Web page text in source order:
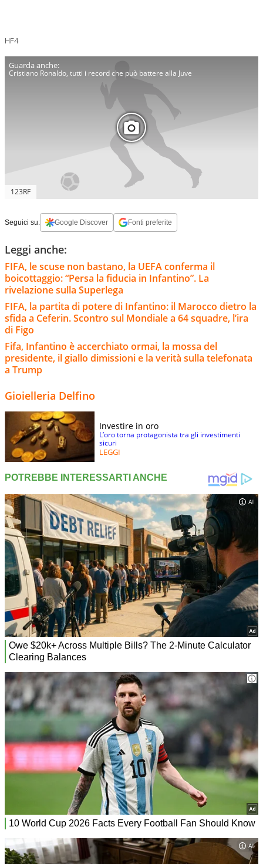
HF4
Cristiano Ronaldo, tutti i record che può battere alla Juve
123RF
Seguici su: Google Discover Fonti preferite
Leggi anche:
FIFA, le scuse non bastano, la UEFA conferma il
boicottaggio: “Persa la fiducia in Infantino”. La
rivelazione sulla Superlega
FIFA, la partita di potere di Infantino: il Marocco dietro la
sfida a Ceferin. Scontro sul Mondiale a 64 squadre, l’ira
di Figo
Fifa, Infantino è accerchiato ormai, la mossa del
presidente, il giallo dimissioni e la verità sulla telefonata
a Trump
Gioielleria Delfino
Investire in oro
L’oro torna protagonista tra gli investimenti
sicuri
LEGGI